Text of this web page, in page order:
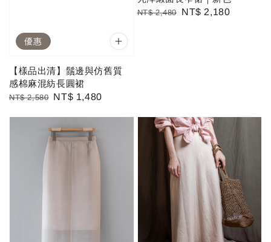
優惠
【樣品出清】鬚邊與仿舊質
感棉麻混紡長圓裙
Regular
NT$ 2,580 Sale
NT$ 1,480
Regular
NT$ 2,480
Sale
NT$ 2,180